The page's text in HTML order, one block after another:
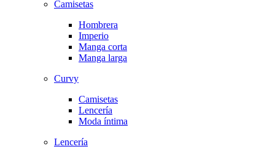
Camisetas
Hombrera
Imperio
Manga corta
Manga larga
Curvy
Camisetas
Lencería
Moda íntima
Lencería